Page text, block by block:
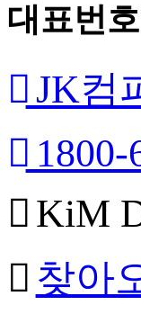
대표번
JK컴
1800-
KiM
찾아